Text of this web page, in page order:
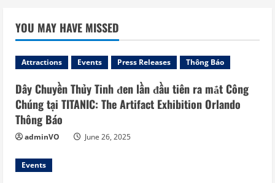
YOU MAY HAVE MISSED
Attractions Events Press Releases Thông Báo
Dây Chuyền Thủy Tinh đen lần đầu tiên ra mắt Công
Chúng tại TITANIC: The Artifact Exhibition Orlando
Thông Báo
adminVO June 26, 2025
Events